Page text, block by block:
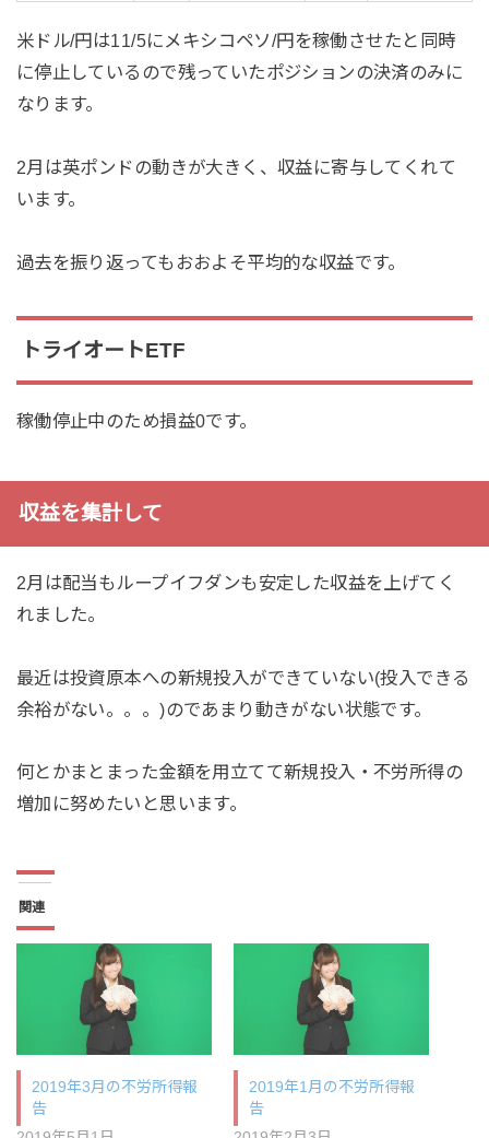
米ドル/円は11/5にメキシコペソ/円を稼働させたと同時
に停止しているので残っていたポジションの決済のみに
なります。
2月は英ポンドの動きが大きく、収益に寄与してくれて
います。
過去を振り返ってもおおよそ平均的な収益です。
トライオートETF
稼働停止中のため損益0です。
収益を集計して
2月は配当もループイフダンも安定した収益を上げてく
れました。
最近は投資原本への新規投入ができていない(投入できる
余裕がない。。。)のであまり動きがない状態です。
何とかまとまった金額を用立てて新規投入・不労所得の
増加に努めたいと思います。
関連
2019年3月の不労所得報
告
2019年1月の不労所得報
告